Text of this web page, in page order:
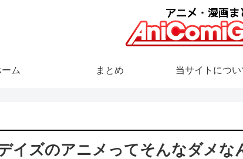
ーム まとめ 当サイトについ
イズのアニメってそんなダメな